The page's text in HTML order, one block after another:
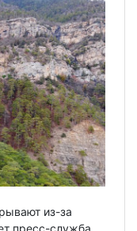
из-за
пресс-служба